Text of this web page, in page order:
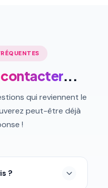
contacter...
qui reviennent le
peut-être déjà
!
?